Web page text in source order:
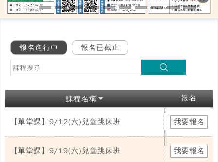
報名進行中 報名已截止
課程名稱 報名
【單堂課】9/12(六)兒童跳床班 我要報名
【單堂課】9/19(六)兒童跳床班 我要報名